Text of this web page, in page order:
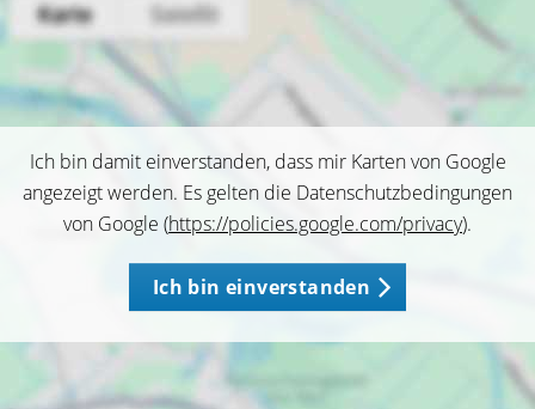
Ich bin damit einverstanden, dass mir Karten von Google
angezeigt werden. Es gelten die Datenschutzbedingungen
von Google (https://policies.google.com/privacy).
Ich bin einverstanden